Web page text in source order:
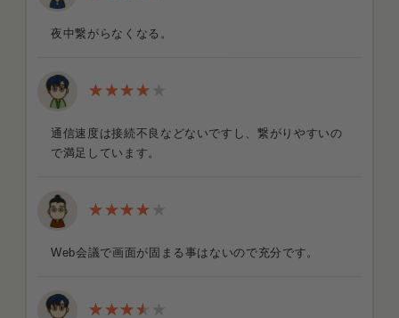
夜中繋がらなくなる。
通信速度は接続不良などないですし、繋がりやすいの
で満足しています。
Web会議で画面が固まる事はないので充分です。